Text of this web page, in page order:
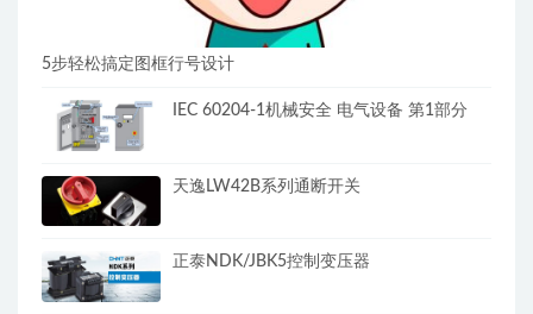
5步轻松搞定图框行号设计
IEC 60204-1机械安全 电气设备 第1部分
天逸LW42B系列通断开关
正泰NDK/JBK5控制变压器